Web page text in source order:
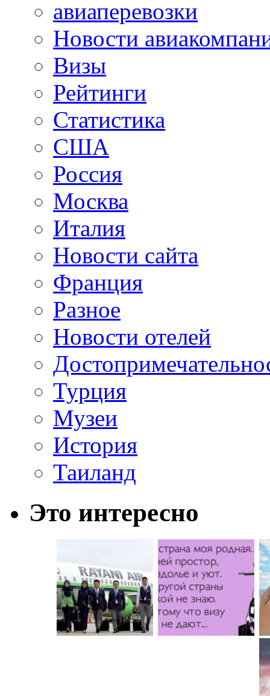
авиаперевозки
Новости
Визы
Рейтинги
Статистика
США
Россия
Москва
Италия
Новости сайта
Франция
Разное
Новости отелей
Турция
Музеи
История
Таиланд
Это интересно